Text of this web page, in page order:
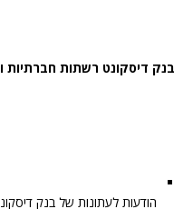
בנק דיסקונט רשתות חברתיות
הודעות לעתונות של בנק